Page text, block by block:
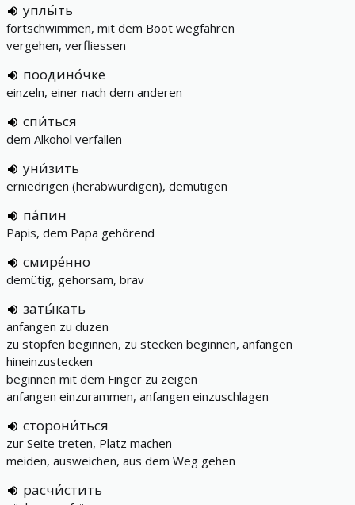
уплы́ть
fortschwimmen, mit dem Boot wegfahren
vergehen, verfliessen
поодино́чке
einzeln, einer nach dem anderen
спи́ться
dem Alkohol verfallen
уни́зить
erniedrigen (herabwürdigen), demütigen
па́пин
Papis, dem Papa gehörend
смире́нно
demütig, gehorsam, brav
заты́кать
anfangen zu duzen
zu stopfen beginnen, zu stecken beginnen, anfangen
hineinzustecken
beginnen mit dem Finger zu zeigen
anfangen einzurammen, anfangen einzuschlagen
сторони́ться
zur Seite treten, Platz machen
meiden, ausweichen, aus dem Weg gehen
расчи́стить